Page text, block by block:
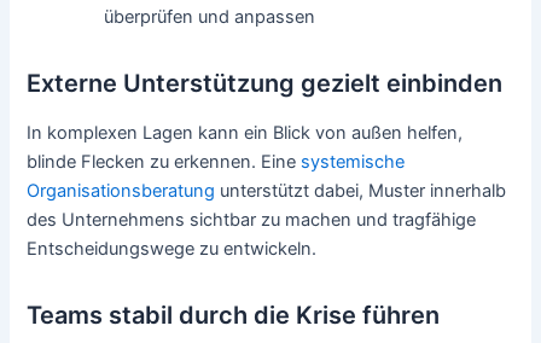
überprüfen und anpassen
Externe Unterstützung gezielt einbinden
In komplexen Lagen kann ein Blick von außen helfen,
blinde Flecken zu erkennen. Eine systemische
Organisationsberatung unterstützt dabei, Muster innerhalb
des Unternehmens sichtbar zu machen und tragfähige
Entscheidungswege zu entwickeln.
Teams stabil durch die Krise führen